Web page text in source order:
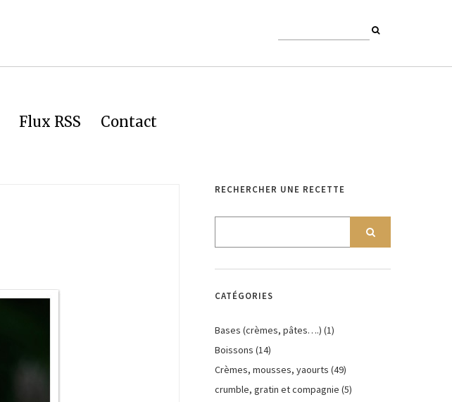
Flux RSS Contact
RECHERCHER UNE RECETTE
CATÉGORIES
Bases (crèmes, pâtes….) (1)
Boissons (14)
Crèmes, mousses, yaourts (49)
crumble, gratin et compagnie (5)